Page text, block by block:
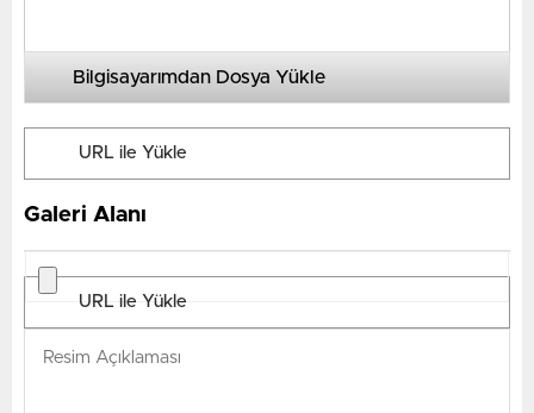
Bilgisayarımdan Dosya Yükle
Galeri Alanı